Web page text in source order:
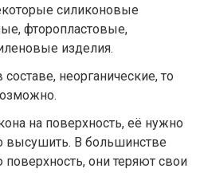
силиконовые
фторопластовые,
изделия.
неорганические, то
на поверхность, её нужно
высушить. В большинстве
они теряют свои